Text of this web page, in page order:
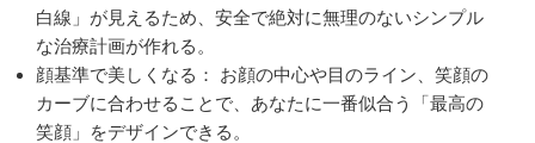
白線」が見えるため、安全で絶対に無理のないシンプル
な治療計画が作れる。
顔基準で美しくなる： お顔の中心や目のライン、笑顔の
カーブに合わせることで、あなたに一番似合う「最高の
笑顔」をデザインできる。